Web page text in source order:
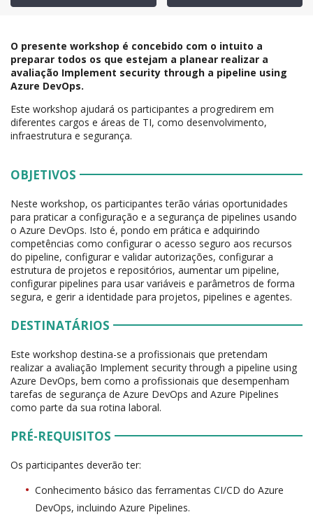
O presente workshop é concebido com o intuito a
preparar todos os que estejam a planear realizar a
avaliação Implement security through a pipeline using
Azure DevOps.
Este workshop ajudará os participantes a progredirem em
diferentes cargos e áreas de TI, como desenvolvimento,
infraestrutura e segurança.
OBJETIVOS
Neste workshop, os participantes terão várias oportunidades
para praticar a configuração e a segurança de pipelines usando
o Azure DevOps. Isto é, pondo em prática e adquirindo
competências como configurar o acesso seguro aos recursos
do pipeline, configurar e validar autorizações, configurar a
estrutura de projetos e repositórios, aumentar um pipeline,
configurar pipelines para usar variáveis e parâmetros de forma
segura, e gerir a identidade para projetos, pipelines e agentes.
DESTINATÁRIOS
Este workshop destina-se a profissionais que pretendam
realizar a avaliação Implement security through a pipeline using
Azure DevOps, bem como a profissionais que desempenham
tarefas de segurança de Azure DevOps and Azure Pipelines
como parte da sua rotina laboral.
PRÉ-REQUISITOS
Os participantes deverão ter:
Conhecimento básico das ferramentas CI/CD do Azure
DevOps, incluindo Azure Pipelines.